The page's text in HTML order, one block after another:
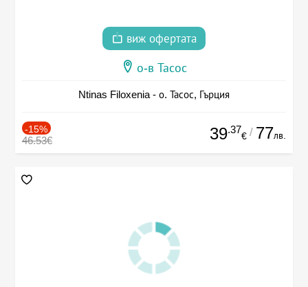
виж офертата
о-в Тасос
Ntinas Filoxenia - о. Тасос, Гърция
-15%
46.53€ 39.37
€ / 77лв.